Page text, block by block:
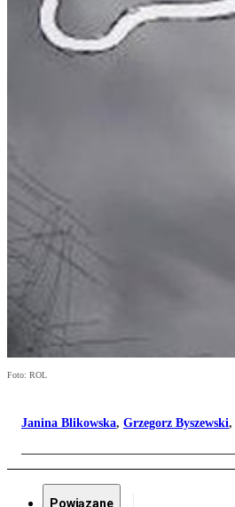
Foto: ROL
Janina Blikowska, Grzegorz Byszewski,
Powiązane